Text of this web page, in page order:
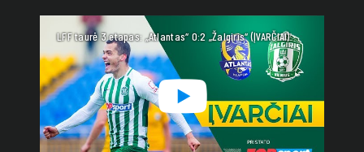
LFF taurė 3 etapas: „Atlantas“ 0:2 „Žalgiris“ (ĮVARČIAI)